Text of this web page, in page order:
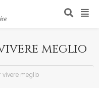
meglio
vivere meglio